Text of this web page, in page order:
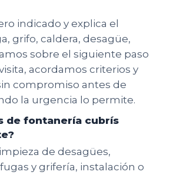
indicado y explica el
grifo, caldera, desagüe,
sobre el siguiente paso
acordamos criterios y
compromiso antes de
la urgencia lo permite.
de fontanería cubrís
de desagües,
y grifería, instalación o